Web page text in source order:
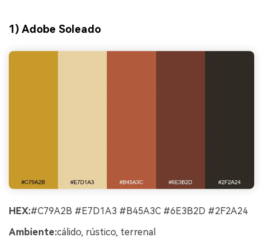
1) Adobe Soleado
HEX:#C79A2B #E7D1A3 #B45A3C #6E3B2D #2F2A24
Ambiente:cálido, rústico, terrenal